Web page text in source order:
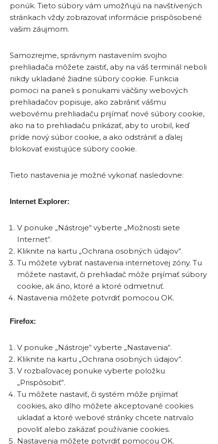
ponúk. Tieto súbory vám umožňujú na navštívených
stránkach vždy zobrazovať informácie prispôsobené
vašim záujmom.
Samozrejme, správnym nastavením svojho
prehliadača môžete zaistiť, aby na váš terminál neboli
nikdy ukladané žiadne súbory cookie. Funkcia
pomoci na paneli s ponukami väčšiny webových
prehliadačov popisuje, ako zabrániť vášmu
webovému prehliadaču prijímať nové súbory cookie,
ako na to prehliadaču prikázať, aby to urobil, keď
príde nový súbor cookie, a ako odstrániť a ďalej
blokovať existujúce súbory cookie.
Tieto nastavenia je možné vykonať nasledovne:
Internet Explorer:
V ponuke „Nástroje“ vyberte „Možnosti siete
Internet“.
Kliknite na kartu „Ochrana osobných údajov“.
Tu môžete vybrať nastavenia internetovej zóny. Tu
môžete nastaviť, či prehliadač môže prijímať súbory
cookie, ak áno, ktoré a ktoré odmietnuť.
Nastavenia môžete potvrdiť pomocou OK.
Firefox:
V ponuke „Nástroje“ vyberte „Nastavenia“.
Kliknite na kartu „Ochrana osobných údajov“.
V rozbaľovacej ponuke vyberte položku
„Prispôsobiť“.
Tu môžete nastaviť, či systém môže prijímať
cookies, ako dlho môžete akceptované cookies
ukladať a ktoré webové stránky chcete natrvalo
povoliť alebo zakázať používanie cookies.
Nastavenia môžete potvrdiť pomocou OK.